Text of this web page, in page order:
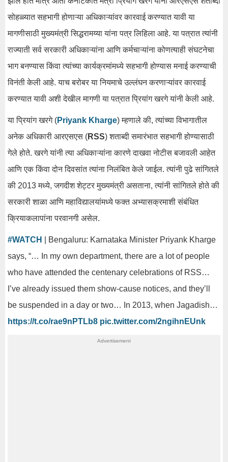
सोहळ्यात सहभागी होणाऱ्या अधिकाऱ्यांवर कारवाई करण्यात यावी या
मागणीसाठी मुख्यमंत्री सिद्धरामय्या यांना पत्र लिहिला आहे. या पत्रात त्यांनी
राज्याती सर्व सरकारी अधिकाऱ्यांना आणि कर्मचाऱ्यांना कोणत्याही संघटनेचा
भाग बनण्यास किंवा त्यांच्या कार्यक्रमांमध्ये सहभागी होण्यास मनाई करण्याची
विनंती केली आहे. याच बरोबर या नियमाचे उल्लंघन करणाऱ्यांवर कारवाई
करण्यात यावी अशी देखील मागणी या पत्रात प्रियांग खरगे यांनी केली आहे.
या प्रियांग खरगे (Priyank Kharge) म्हणाले की, त्यांच्या विभागातील
अनेक अधिकारी आरएसएस (RSS) शताब्दी समारंभात सहभागी होण्यासाठी
गेले होते. खरगे यांनी त्या अधिकाऱ्यांना कारणे दाखवा नोटीस बजावली आहेत
आणि एक किंवा दोन दिवसांत त्यांना निलंबित केले जाईल. त्यांनी पुढे सांगितले
की 2013 मध्ये, जगदीश शेट्टर मुख्यमंत्री असताना, त्यांनी सांगितले होते की
सरकारी शाळा आणि महाविद्यालयांमध्ये फक्त अभ्यासक्रमाशी संबंधित
क्रियाकलापांना परवानगी असेल.
#WATCH
| Bengaluru: Karnataka Minister Priyank Kharge
says, “… In my own department, there are a lot of people
who have attended the centenary celebrations of RSS…
I’ve already issued them show-cause notices, and they’ll
be suspended in a day or two… In 2013, when Jagadish…
https://t.co/rae9nPTLb8 pic.twitter.com/2ngihnEUnk